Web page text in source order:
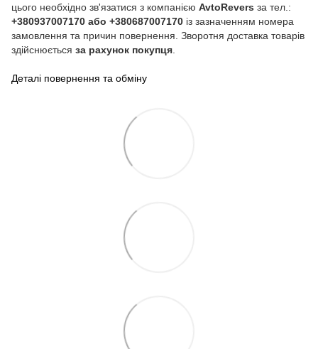
цього необхідно зв'язатися з компанією AvtoRevers за тел.:
+380937007170 або +380687007170 із зазначенням номера
замовлення та причин повернення. Зворотня доставка товарів
здійснюється за рахунок покупця
Деталі повернення та обміну